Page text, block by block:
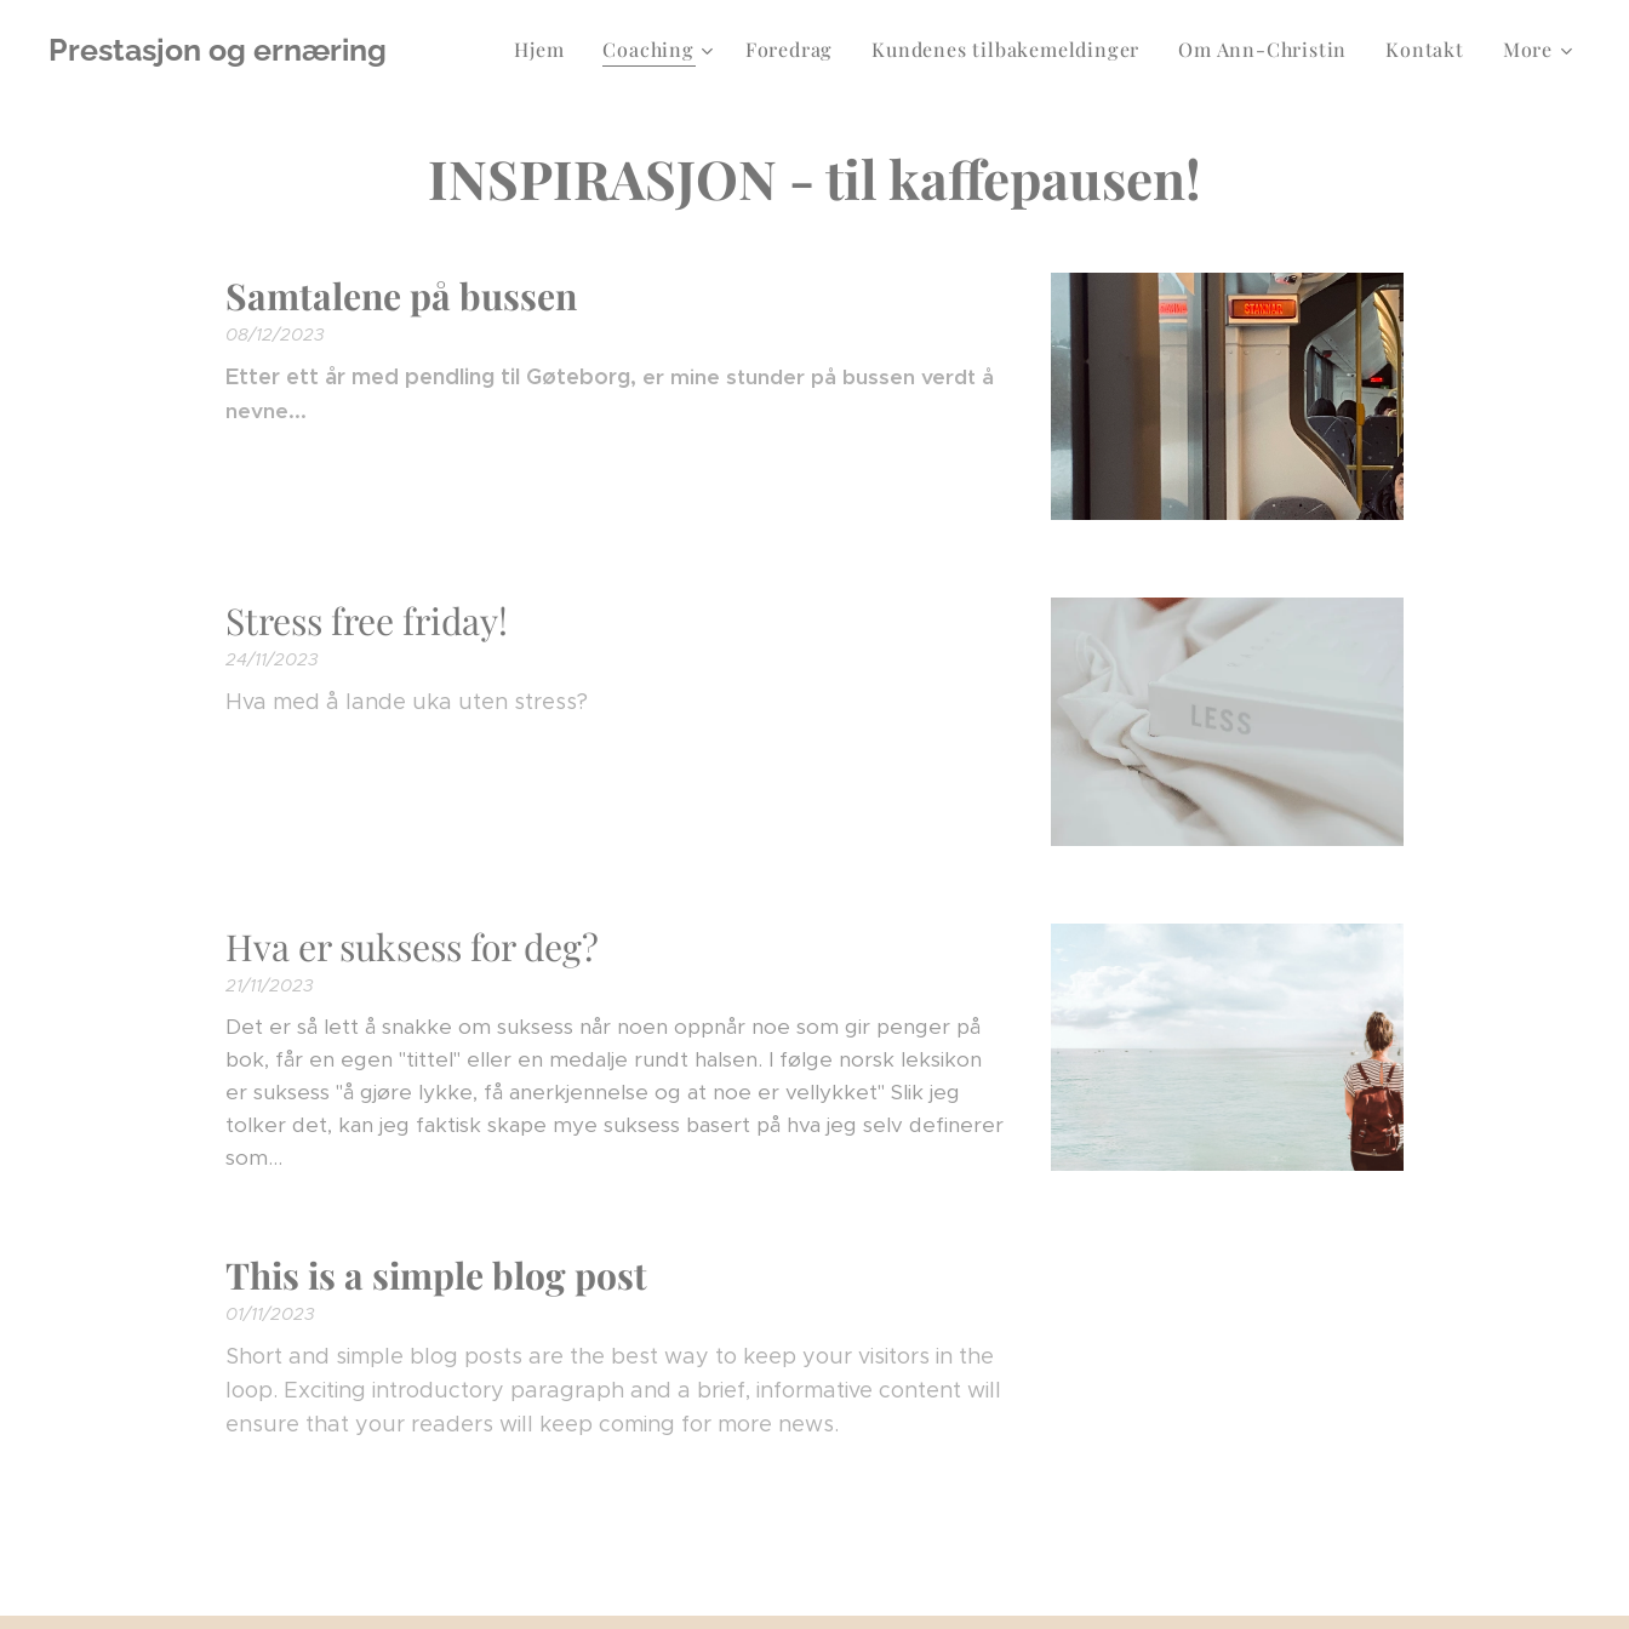
Prestasjon og ernæring Hjem Coaching Foredrag Kundenes tilbakemeldinger Om Ann-Christin Kontakt More
INSPIRASJON - til kaffepausen!
Samtalene på bussen
08/12/2023
Etter ett år med pendling til Gøteborg, er mine stunder på bussen verdt å
nevne...
Stress free friday!
24/11/2023
Hva med å lande uka uten stress?
Hva er suksess for deg?
21/11/2023
Det er så lett å snakke om suksess når noen oppnår noe som gir penger på
bok, får en egen "tittel" eller en medalje rundt halsen. I følge norsk leksikon
er suksess "å gjøre lykke, få anerkjennelse og at noe er vellykket" Slik jeg
tolker det, kan jeg faktisk skape mye suksess basert på hva jeg selv definerer
som...
This is a simple blog post
01/11/2023
Short and simple blog posts are the best way to keep your visitors in the
loop. Exciting introductory paragraph and a brief, informative content will
ensure that your readers will keep coming for more news.